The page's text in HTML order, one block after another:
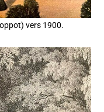
vers 1900.